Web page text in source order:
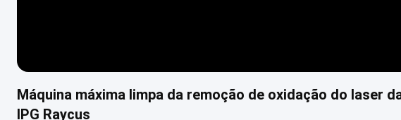
Máquina máxima limpa da remoção de oxidação do laser
IPG Raycus